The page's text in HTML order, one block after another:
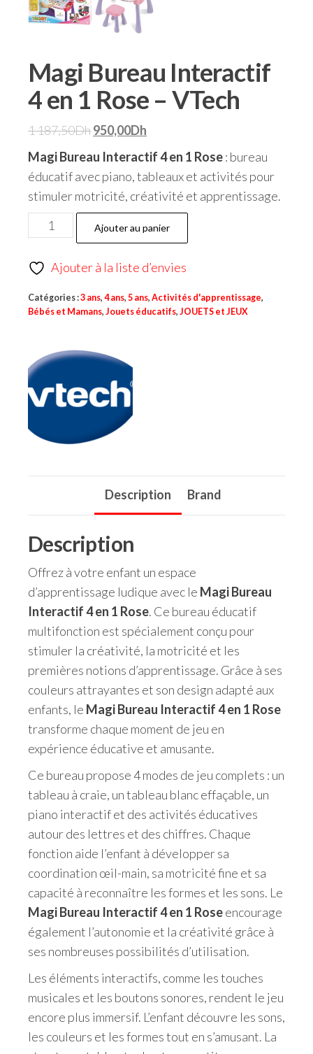
Magi Bureau Interactif
4 en 1 Rose – VTech
1 187,50Dh950,00Dh
Magi Bureau Interactif 4 en 1 Rose: bureau
éducatif avec piano, tableaux et activités pour
stimuler motricité, créativité et apprentissage.
Ajouter au panier
Ajouter à la liste d’envies
Catégories :3 ans, 4 ans, 5 ans, Activités d'apprentissage,
Bébés et Mamans, Jouets éducatifs, JOUETS et JEUX
Description Brand
Description
Offrez à votre enfant un espace
d’apprentissage ludique avec le Magi Bureau
Interactif 4 en 1 Rose. Ce bureau éducatif
multifonction est spécialement conçu pour
stimuler la créativité, la motricité et les
premières notions d’apprentissage. Grâce à ses
couleurs attrayantes et son design adapté aux
enfants, le Magi Bureau Interactif 4 en 1 Rose
transforme chaque moment de jeu en
expérience éducative et amusante.
Ce bureau propose 4 modes de jeu complets : un
tableau à craie, un tableau blanc effaçable, un
piano interactif et des activités éducatives
autour des lettres et des chiffres. Chaque
fonction aide l’enfant à développer sa
coordination œil-main, sa motricité fine et sa
capacité à reconnaître les formes et les sons. Le
Magi Bureau Interactif 4 en 1 Roseencourage
également l’autonomie et la créativité grâce à
ses nombreuses possibilités d’utilisation.
Les éléments interactifs, comme les touches
musicales et les boutons sonores, rendent le jeu
encore plus immersif. L’enfant découvre les sons,
les couleurs et les formes tout en s’amusant. La